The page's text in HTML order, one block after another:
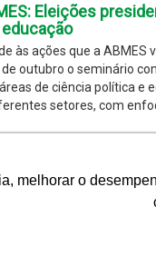
melhorar o
Eleições
às ações que a
outubro o seminário
de ciência política e
setores, com
às 12h30